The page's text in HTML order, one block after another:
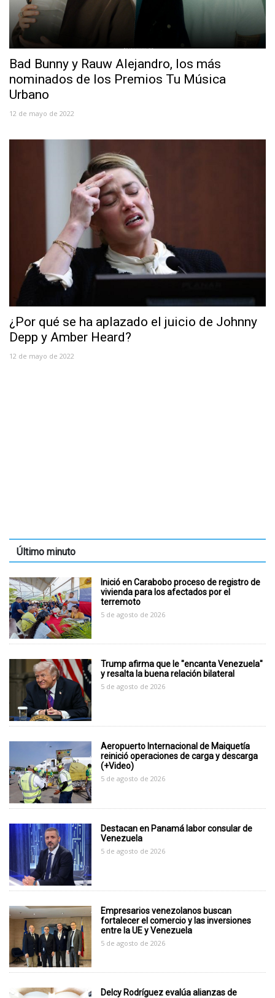
Bad Bunny y Rauw Alejandro, los más
nominados de los Premios Tu Música
Urbano
12 de mayo de 2022
¿Por qué se ha aplazado el juicio de Johnny
Depp y Amber Heard?
12 de mayo de 2022
Último minuto
Inició en Carabobo proceso de registro de
vivienda para los afectados por el
terremoto
5 de agosto de 2026
Trump afirma que le "encanta Venezuela"
y resalta la buena relación bilateral
5 de agosto de 2026
Aeropuerto Internacional de Maiquetía
reinició operaciones de carga y descarga
(+Video)
5 de agosto de 2026
Destacan en Panamá labor consular de
Venezuela
5 de agosto de 2026
Empresarios venezolanos buscan
fortalecer el comercio y las inversiones
entre la UE y Venezuela
5 de agosto de 2026
Delcy Rodríguez evalúa alianzas de